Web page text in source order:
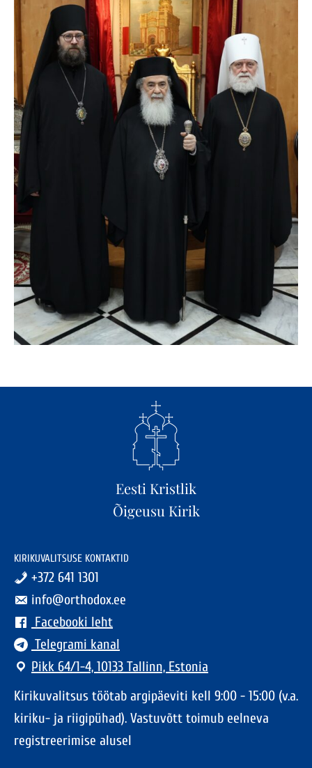
Eesti Kristlik
Õigeusu Kirik
KIRIKUVALITSUSE KONTAKTID
+372 641 1301
info@orthodox.ee
Facebooki leht
Telegrami kanal
Pikk 64/1-4, 10133 Tallinn, Estonia
Kirikuvalitsus töötab argipäeviti kell 9:00 - 15:00 (v.a.
kiriku- ja riigipühad). Vastuvõtt toimub eelneva
registreerimise alusel